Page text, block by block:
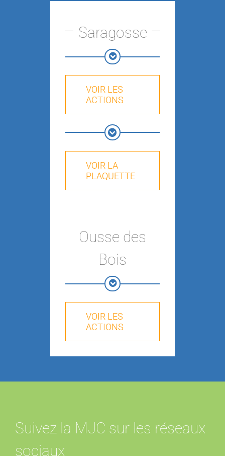
Saragosse
VOIR LES
ACTIONS
VOIR LA
PLAQUETTE
Ousse des
Bois
VOIR LES
ACTIONS
Suivez la MJC sur les réseaux
sociaux